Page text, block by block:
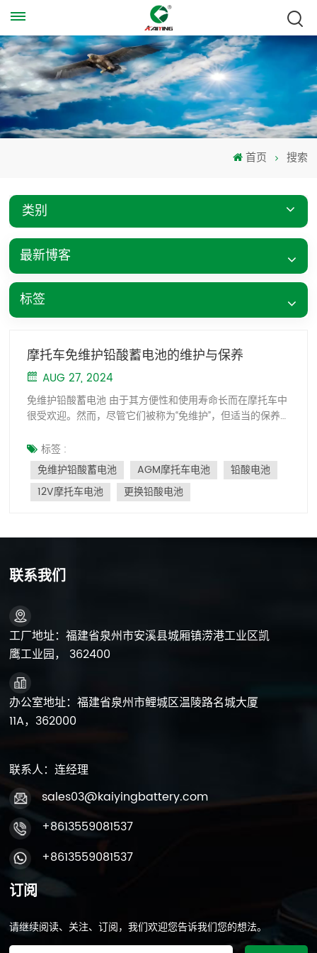
首页 搜索
类别
最新博客
标签
摩托车免维护铅酸蓄电池的维护与保养
AUG 27, 2024
免维护铅酸蓄电池 由于其方便性和使用寿命长而在摩托车中
很受欢迎。然而，尽管它们被称为“免维护”，但适当的保养
导您了解这些电池的正确维护策略。 电池YTX5A-BS 电池
12N6.5L-BS 电池12N9L-BS 电池YTX9A-BS 了解免维护铅
酸电池 免维护铅酸蓄电池采用铅钙合金板栅，大大减少了使
用过程中的失水量，使电池的维护要求较低。电解液被密封
可以大大延长其使用寿命并使其在整个生命周期中保持良好
加液体或打开电池，但定期检查电池的外观和性能仍然至关
重要。寻找外壳肿胀、泄漏或损坏等迹象，因为这些可能表
充满电的 AGM摩托车电池 应显示 12.6 至 12.8 伏之间的电
压。如果电压较低，则电池可能需要充电或存在其他问
题。 2. 充电管理和防止深度放电正确的充电管理是延长电池
寿命的关键。使用智能充电器可以根据电池的状况自动调整
充电电流和电压，防止过度充电。同时，深度放电会大大缩
短电池的使用寿命。为避免这种情况，建议在长时间不使用
摩托车时断开电池或使用维护充电器，以保持电池处于良好
状态。 3、环境控制和良好的使用习惯环境对电池性能影响
的地方。此外，良好的使用习惯，例如避免频繁的短途旅
行，有助于减少不必要的充电周期并减缓电池的老化过
程。 技术维护和专业支持 1. 更换电池 和专业服务当电池性
能明显下降时，最好更换新电池，而不是尝试自行修复。免
维护电池的密封设计使得维修变得困难，因此更换电池是更
安全可靠的选择。对于深度检查或内部问题，最好寻求专业
服务提供商的帮助，以确保电池的安全和性能。 2、安装电
池管理系统（BMS）并学习维护技能电池管理系统（BMS）
可以实时监控电池的状态，提供保护并优化充电和放电过
程，从而提高整体性能并延长电池的使用寿命。用户还应学
习正确的维护技巧，了解免维护的正确使用方法 铅酸电池
以避免因操作不当而造成损坏。 虽然免维护铅酸电池比传统
标签 :
免维护铅酸蓄电池
AGM摩托车电池
铅酸电池
12V摩托车电池
更换铅酸电池
联系我们
工厂地址：福建省泉州市安溪县城厢镇涝港工业区凯
鹰工业园， 362400
办公室地址：福建省泉州市鲤城区温陵路名城大厦
11A，362000
联系人：连经理
sales03@kaiyingbattery.com
+8613559081537
+8613559081537
订阅
请继续阅读、关注、订阅，我们欢迎您告诉我们您的想法。